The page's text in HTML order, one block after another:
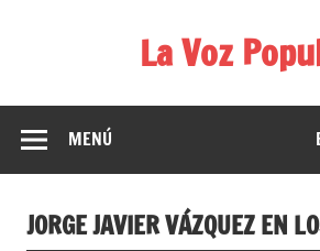
La Voz
para reírse de las
MENÚ
JORGE JAVIER VÁZQUEZ EN